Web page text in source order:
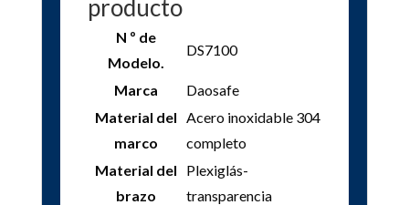
producto
N º de
Modelo.
DS7100
Marca
Daosafe
Material del
marco
Acero inoxidable 304
completo
Material del
brazo
Plexiglás-
transparencia